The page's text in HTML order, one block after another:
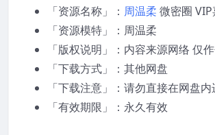
「资源名称」： 周温柔 微密圈
「资源模特」：周温柔
「版权说明」：内容来源网络 仅
「下载方式」：其他网盘
「下载注意」：请勿直接在网盘
「有效期限」：永久有效